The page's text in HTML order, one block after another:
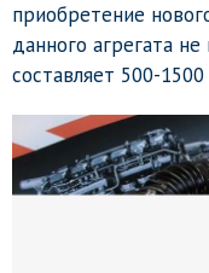
приобретение
данного агрегата
составляет 500-